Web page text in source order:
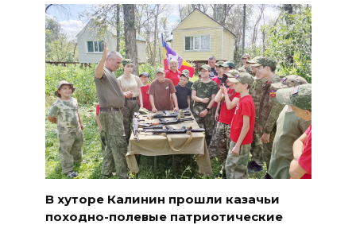
В хуторе Калинин прошли казачьи
походно-полевые патриотические